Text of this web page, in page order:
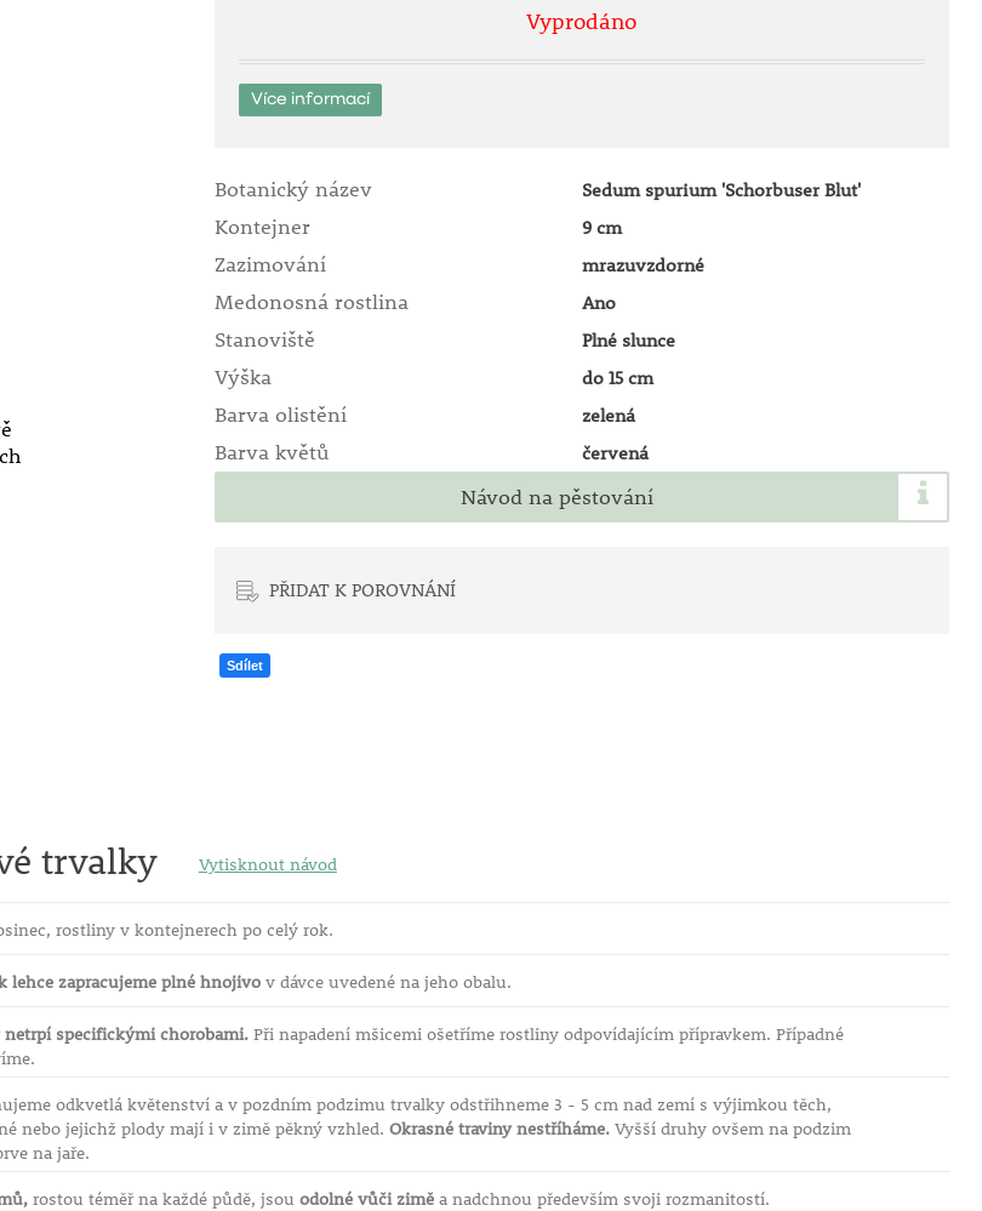
Vyprodáno
Více informací
Botanický název Sedum spurium 'Schorbuser Blut'
Kontejner 9 cm
Zazimování mrazuvzdorné
Medonosná rostlina Ano
Stanoviště Plné slunce
Výška do 15 cm
Barva olistění zelená
Barva květů červená
Návod na pěstování
PŘIDAT K POROVNÁNÍ
Sdílet
trvalky Vytisknout návod
rostliny v kontejnerech po celý rok.
lehce zapracujeme plné hnojivov dávce uvedené na jeho obalu.
specifickými chorobami.Při napadení mšicemi ošetříme rostliny odpovídajícím přípravkem. Případné
odkvetlá květenství a v pozdním podzimu trvalky odstřihneme 3 - 5 cm nad zemí s výjimkou těch,
nebo jejichž plody mají i v zimě pěkný vzhled. Okrasné traviny nestříháme.Vyšší druhy ovšem na podzim
na jaře.
rostou téměř na každé půdě, jsou odolné vůči ziměa nadchnou především svoji rozmanitostí.